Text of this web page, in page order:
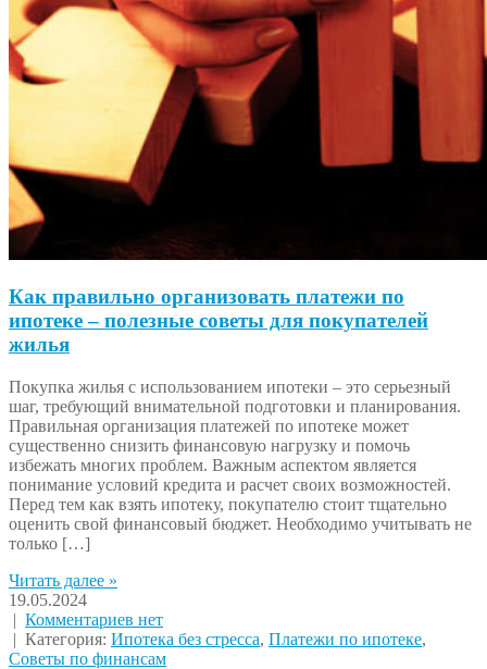
Как правильно организовать платежи по
ипотеке – полезные советы для покупателей
жилья
Покупка жилья с использованием ипотеки – это серьезный
шаг, требующий внимательной подготовки и планирования.
Правильная организация платежей по ипотеке может
существенно снизить финансовую нагрузку и помочь
избежать многих проблем. Важным аспектом является
понимание условий кредита и расчет своих возможностей.
Перед тем как взять ипотеку, покупателю стоит тщательно
оценить свой финансовый бюджет. Необходимо учитывать не
только […]
Читать далее »
19.05.2024
| Комментариев нет
| Категория: Ипотека без стресса, Платежи по ипотеке,
Советы по финансам